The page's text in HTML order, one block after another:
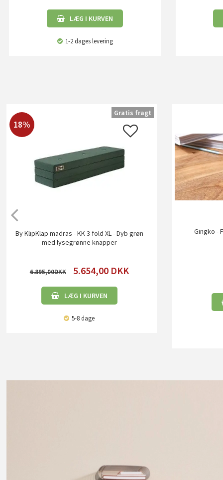
LÆG I KURVEN
1-2 dages levering
18%
By KlipKlap madras - KK 3 fold XL - Dyb grøn
med lysegrønne knapper
6.895,00 5.654,00 DKK
LÆG I KURVEN
5-8 dage
Gratis fragt
Gingko -